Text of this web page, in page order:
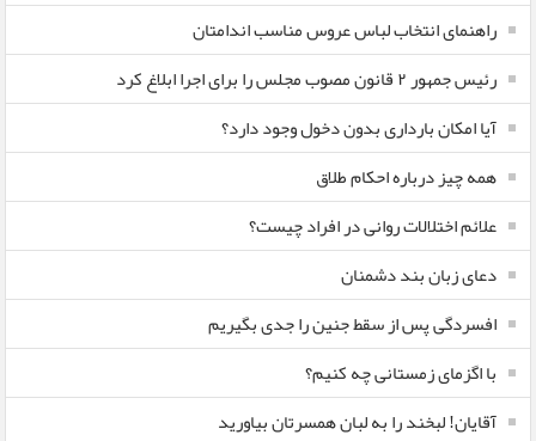
راهنمای انتخاب لباس عروس مناسب اندامتان
رئیس جمهور ۲ قانون مصوب مجلس را برای اجرا ابلاغ کرد
آیا امکان بارداری بدون دخول وجود دارد؟
همه چیز درباره احکام طلاق
علائم اختلالات روانی در افراد چیست؟
دعای زبان بند دشمنان
افسردگی پس از سقط جنین را جدی بگیریم
با اگزمای زمستانی چه کنیم؟
آقایان! لبخند را به لبان همسرتان بیاورید